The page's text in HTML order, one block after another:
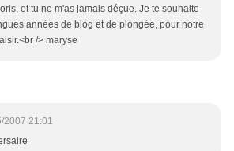
et tu ne m'as jamais déçue. Je te souhaite
années de blog et de plongée, pour notre
/> maryse
2007 21:01